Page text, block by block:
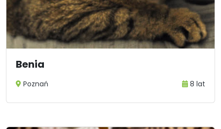
Benia
Poznań 8 lat